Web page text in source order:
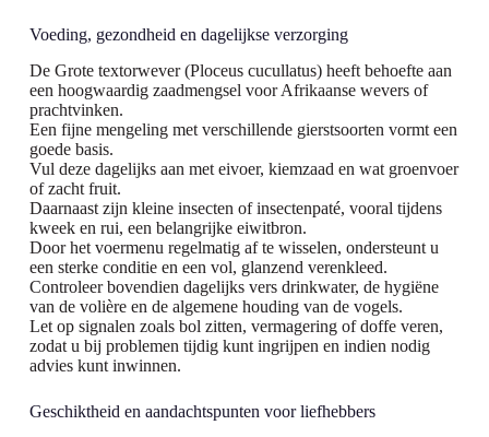
Voeding, gezondheid en dagelijkse verzorging
De Grote textorwever (Ploceus cucullatus) heeft behoefte aan
een hoogwaardig zaadmengsel voor Afrikaanse wevers of
prachtvinken.
Een fijne mengeling met verschillende gierstsoorten vormt een
goede basis.
Vul deze dagelijks aan met eivoer, kiemzaad en wat groenvoer
of zacht fruit.
Daarnaast zijn kleine insecten of insectenpaté, vooral tijdens
kweek en rui, een belangrijke eiwitbron.
Door het voermenu regelmatig af te wisselen, ondersteunt u
een sterke conditie en een vol, glanzend verenkleed.
Controleer bovendien dagelijks vers drinkwater, de hygiëne
van de volière en de algemene houding van de vogels.
Let op signalen zoals bol zitten, vermagering of doffe veren,
zodat u bij problemen tijdig kunt ingrijpen en indien nodig
advies kunt inwinnen.
Geschiktheid en aandachtspunten voor liefhebbers